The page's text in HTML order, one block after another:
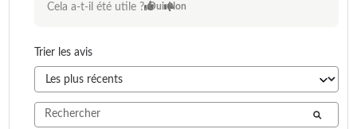
Cela a-t-il été utile ? Oui Non
Trier les avis